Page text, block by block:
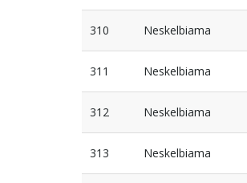
310 Neskelbiama
311 Neskelbiama
312 Neskelbiama
313 Neskelbiama